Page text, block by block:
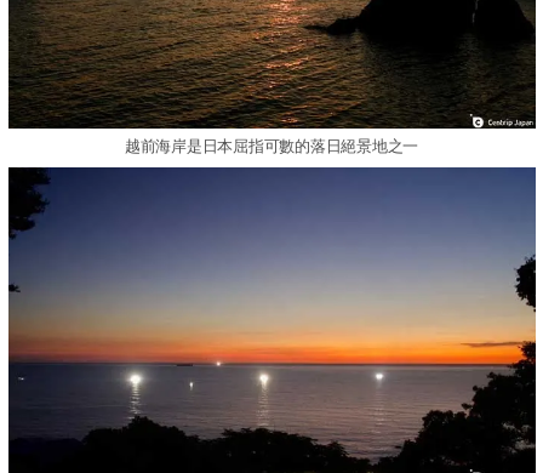
越前海岸是日本屈指可數的落日絕景地之一